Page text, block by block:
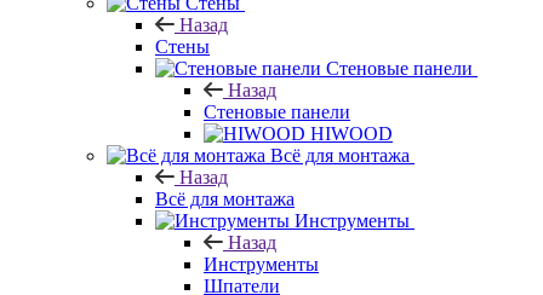
Назад
Стены
Стеновые панели
Назад
Стеновые панели
HIWOOD
Всё для монтажа
Назад
Всё для монтажа
Инструменты
Назад
Инструменты
Шпатели